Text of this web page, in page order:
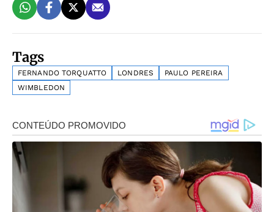
Tags
FERNANDO TORQUATTO LONDRES
PAULO PEREIRA
WIMBLEDON